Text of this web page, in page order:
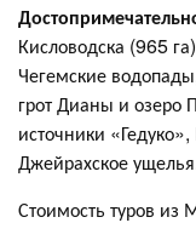
Кисловодска (965
Чегемские
грот Дианы и озеро
источники
Джейрахское ущелья
Стоимость туров из